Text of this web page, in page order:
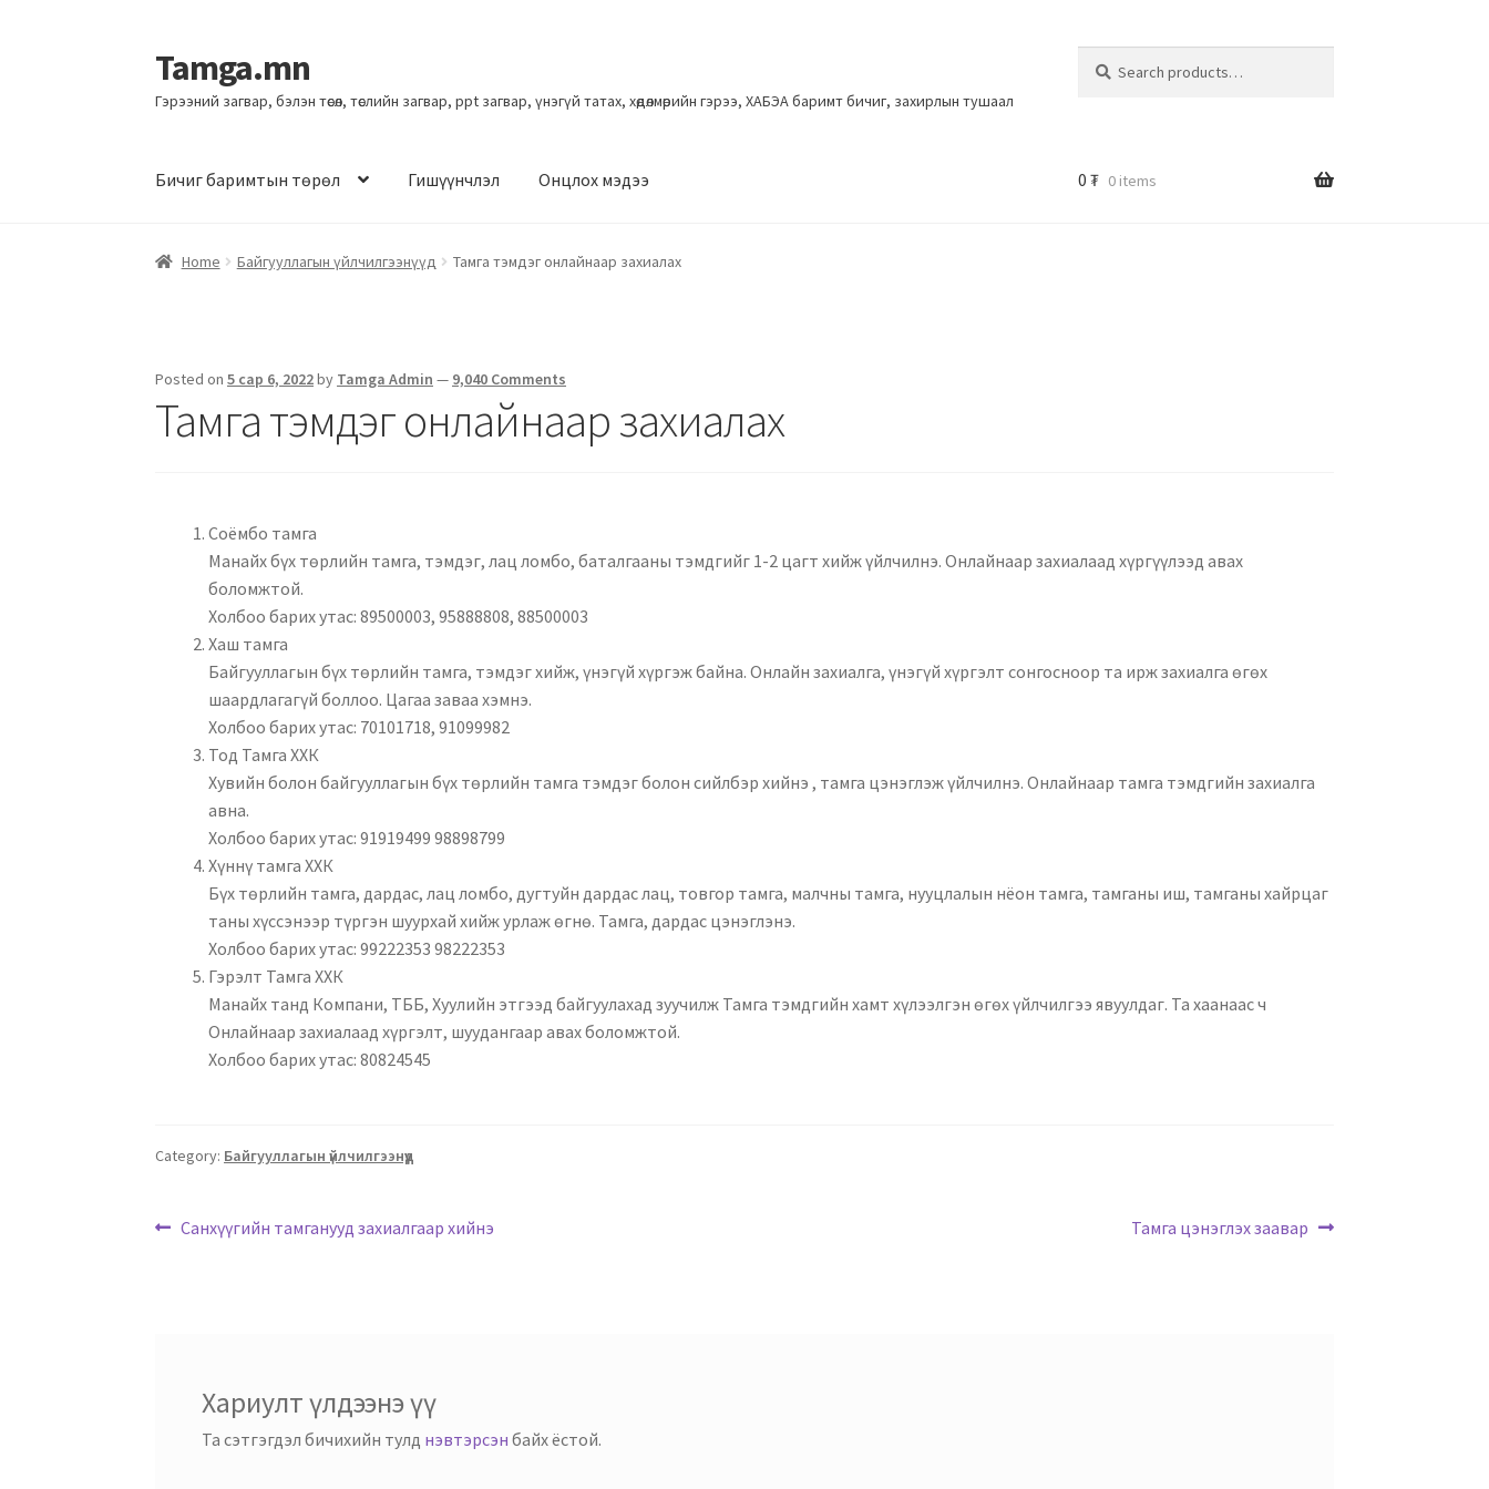
Tamga.mn
Гэрээний загвар, бэлэн төсөл, төслийн загвар, ppt загвар, үнэгүй татах, хөдөлмөрийн гэрээ, ХАБЭА баримт бичиг, захирлын тушаал
Бичиг баримтын төрөл Гишүүнчлэл Онцлох мэдээ 0 ₮ 0 items
Home Байгууллагын үйлчилгээнүүд Тамга тэмдэг онлайнаар захиалах
Posted on5 сар 6, 2022by Tamga Admin — 9,040 Comments
Тамга тэмдэг онлайнаар захиалах
Соёмбо тамга
Манайх бүх төрлийн тамга, тэмдэг, лац ломбо, баталгааны тэмдгийг 1-2 цагт хийж үйлчилнэ. Онлайнаар захиалаад хүргүүлээд авах
боломжтой.
Холбоо барих утас: 89500003, 95888808, 88500003
Хаш тамга
Байгууллагын бүх төрлийн тамга, тэмдэг хийж, үнэгүй хүргэж байна. Онлайн захиалга, үнэгүй хүргэлт сонгосноор та ирж захиалга өгөх
шаардлагагүй боллоо. Цагаа заваа хэмнэ.
Холбоо барих утас: 70101718, 91099982
Тод Тамга ХХК
Хувийн болон байгууллагын бүх төрлийн тамга тэмдэг болон сийлбэр хийнэ , тамга цэнэглэж үйлчилнэ. Онлайнаар тамга тэмдгийн захиалга
авна.
Холбоо барих утас: 91919499 98898799
Хүннү тамга ХХК
Бүх төрлийн тамга, дардас, лац ломбо, дугтуйн дардас лац, товгор тамга, малчны тамга, нууцлалын нёон тамга, тамганы иш, тамганы хайрцаг
таны хүссэнээр түргэн шуурхай хийж урлаж өгнө. Тамга, дардас цэнэглэнэ.
Холбоо барих утас: 99222353 98222353
Гэрэлт Тамга ХХК
Манайх танд Компани, ТББ, Хуулийн этгээд байгуулахад зуучилж Тамга тэмдгийн хамт хүлээлгэн өгөх үйлчилгээ явуулдаг. Та хаанаас ч
Онлайнаар захиалаад хүргэлт, шуудангаар авах боломжтой.
Холбоо барих утас: 80824545
Category: Байгууллагын үйлчилгээнүүд
Санхүүгийн тамганууд захиалгаар хийнэ Тамга цэнэглэх заавар
Хариулт үлдээнэ үү
Та сэтгэгдэл бичихийн тулд нэвтэрсэн байх ёстой.